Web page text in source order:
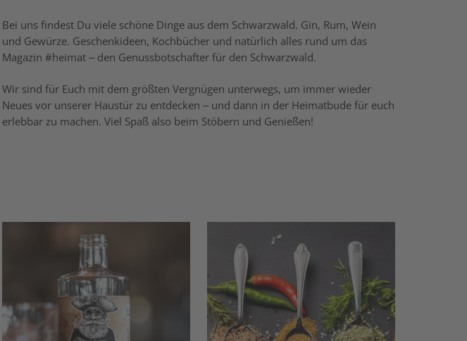
Bei uns findest Du viele schöne Dinge aus dem Schwarzwald. Gin, Rum, Wein
und Gewürze. Geschenkideen, Kochbücher und natürlich alles rund um das
Magazin #heimat – den Genussbotschafter für den Schwarzwald.
Wir sind für Euch mit dem größten Vergnügen unterwegs, um immer wieder
Neues vor unserer Haustür zu entdecken – und dann in der Heimatbude für euch
erlebbar zu machen. Viel Spaß also beim Stöbern und Genießen!